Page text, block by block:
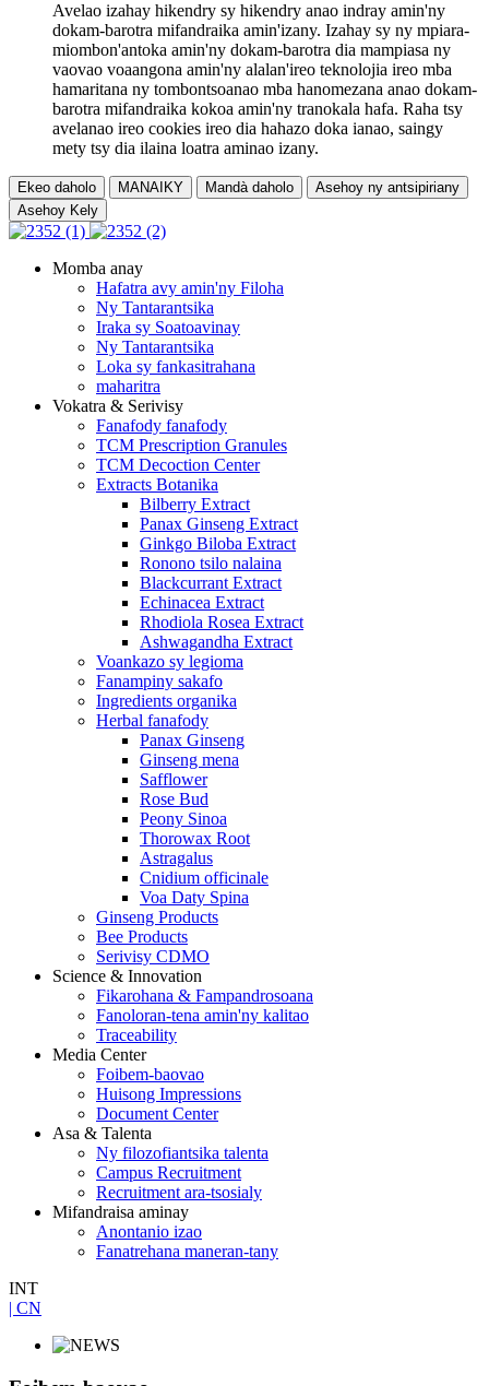
Avelao izahay hikendry sy hikendry anao indray amin'ny
dokam-barotra mifandraika amin'izany. Izahay sy ny mpiara-
miombon'antoka amin'ny dokam-barotra dia mampiasa ny
vaovao voaangona amin'ny alalan'ireo teknolojia ireo mba
hamaritana ny tombontsoanao mba hanomezana anao dokam-
barotra mifandraika kokoa amin'ny tranokala hafa. Raha tsy
avelanao ireo cookies ireo dia hahazo doka ianao, saingy
mety tsy dia ilaina loatra aminao izany.
Ekeo daholo MANAIKY Mandà daholo
Asehoy ny antsipiriany
Asehoy Kely
Momba anay
Hafatra avy amin'ny Filoha
Ny Tantarantsika
Iraka sy Soatoavinay
Ny Tantarantsika
Loka sy fankasitrahana
maharitra
Vokatra & Serivisy
Fanafody fanafody
TCM Prescription Granules
TCM Decoction Center
Extracts Botanika
Bilberry Extract
Panax Ginseng Extract
Ginkgo Biloba Extract
Ronono tsilo nalaina
Blackcurrant Extract
Echinacea Extract
Rhodiola Rosea Extract
Ashwagandha Extract
Voankazo sy legioma
Fanampiny sakafo
Ingredients organika
Herbal fanafody
Panax Ginseng
Ginseng mena
Safflower
Rose Bud
Peony Sinoa
Thorowax Root
Astragalus
Cnidium officinale
Voa Daty Spina
Ginseng Products
Bee Products
Serivisy CDMO
Science & Innovation
Fikarohana & Fampandrosoana
Fanoloran-tena amin'ny kalitao
Traceability
Media Center
Foibem-baovao
Huisong Impressions
Document Center
Asa & Talenta
Ny filozofiantsika talenta
Campus Recruitment
Recruitment ara-tsosialy
Mifandraisa aminay
Anontanio izao
Fanatrehana maneran-tany
INT
| CN